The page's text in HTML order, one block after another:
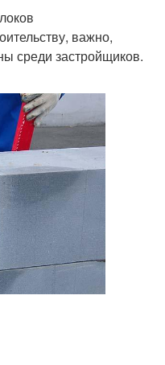
важно,
среди застройщиков.